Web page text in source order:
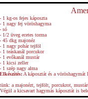
- 1 kg-os fejes káposzta
- 1 nagy fej vöröshagyma
- só
- 1/2 üveg ecetes torma
- 45 dkg majonéz
- 1 nagy pohár tejföl
- 1 teáskanál porcukor
- 1 evőkanál mustár
- 1 kicsi zeller
- 1 szép nagy alma
Elkészítés: A káposztát és a
a majonézt, tejfölt, porcukrot,
a kicsavart hagymás káposztát is